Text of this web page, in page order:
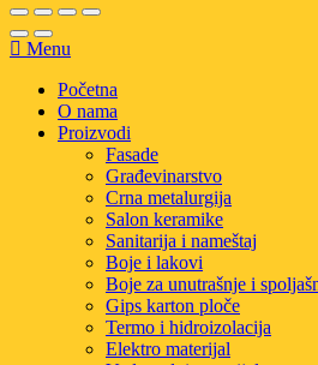
Menu
Početna
O nama
Proizvodi
Fasade
Građevinarstvo
Crna metalurgija
Salon keramike
Sanitarija i nameštaj
Boje i lakovi
Boje za unutrašnje i
Gips karton ploče
Termo i hidroizolacija
Elektro materijal